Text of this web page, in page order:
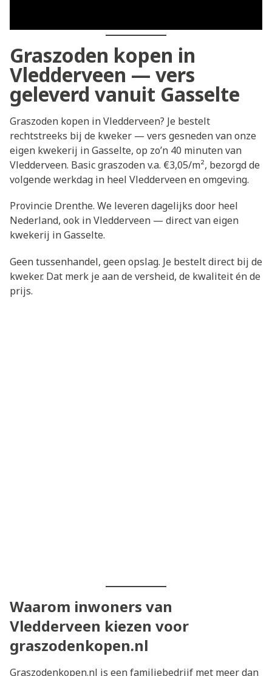
Graszoden kopen in
Vledderveen — vers
geleverd vanuit Gasselte
Graszoden kopen in Vledderveen? Je bestelt
rechtstreeks bij de kweker — vers gesneden van onze
eigen kwekerij in Gasselte, op zo’n 40 minuten van
Vledderveen. Basic graszoden v.a. €3,05/m², bezorgd de
volgende werkdag in heel Vledderveen en omgeving.
Provincie Drenthe. We leveren dagelijks door heel
Nederland, ook in Vledderveen — direct van eigen
kwekerij in Gasselte.
Geen tussenhandel, geen opslag. Je bestelt direct bij de
kweker. Dat merk je aan de versheid, de kwaliteit én de
prijs.
Waarom inwoners van
Vledderveen kiezen voor
graszodenkopen.nl
Graszodenkopen.nl is een familiebedrijf met meer dan